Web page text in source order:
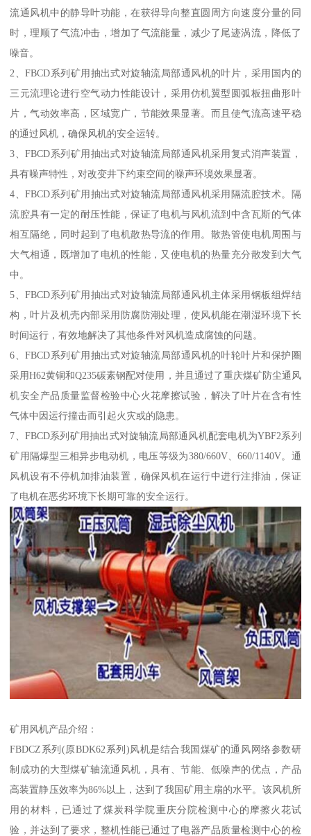
流通风机中的静导叶功能，在获得导向整直圆周方向速度分量的同
时，理顺了气流冲击，增加了气流能量，减少了尾迹涡流，降低了
噪音。
2、FBCD系列矿用抽出式对旋轴流局部通风机的叶片，采用国内的
三元流理论进行空气动力性能设计，采用仿机翼型圆弧板扭曲形叶
片，气动效率高，区域宽广，节能效果显著。而且使气流高速平稳
的通过风机，确保风机的安全运转。
3、FBCD系列矿用抽出式对旋轴流局部通风机采用复式消声装置，
具有噪声特性，对改变井下约束空间的噪声环境效果显著。
4、FBCD系列矿用抽出式对旋轴流局部通风机采用隔流腔技术。隔
流腔具有一定的耐压性能，保证了电机与风机流到中含瓦斯的气体
相互隔绝，同时起到了电机散热导流的作用。散热管使电机周围与
大气相通，既增加了电机的性能，又使电机的热量充分散发到大气
中。
5、FBCD系列矿用抽出式对旋轴流局部通风机主体采用钢板组焊结
构，叶片及机壳内部采用防腐防潮处理，使风机能在潮湿环境下长
时间运行，有效地解决了其他条件对风机造成腐蚀的问题。
6、FBCD系列矿用抽出式对旋轴流局部通风机的叶轮叶片和保护圈
采用H62黄铜和Q235碳素钢配对使用，并且通过了重庆煤矿防尘通风
机安全产品质量监督检验中心火花摩擦试验，解决了叶片在含有性
气体中因运行撞击而引起火灾或的隐患。
7、FBCD系列矿用抽出式对旋轴流局部通风机配套电机为YBF2系列
矿用隔爆型三相异步电动机，电压等级为380/660V、660/1140V。通
风机设有不停机加排油装置，确保风机在运行中进行注排油，保证
了电机在恶劣环境下长期可靠的安全运行。
矿用风机产品介绍：
FBDCZ系列(原BDK62系列)风机是结合我国煤矿的通风网络参数研
制成功的大型煤矿轴流通风机，具有、节能、低噪声的优点，产品
高装置静压效率为86%以上，达到了我国矿用主扇的水平。该风机所
用的材料，已通过了煤炭科学院重庆分院检测中心的摩擦火花试
验，并达到了要求，整机性能已通过了电器产品质量检测中心的检